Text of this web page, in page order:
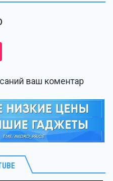
ваш коментар